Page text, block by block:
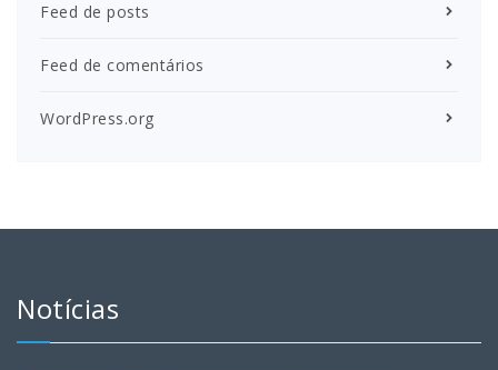
Feed de posts
Feed de comentários
WordPress.org
Notícias